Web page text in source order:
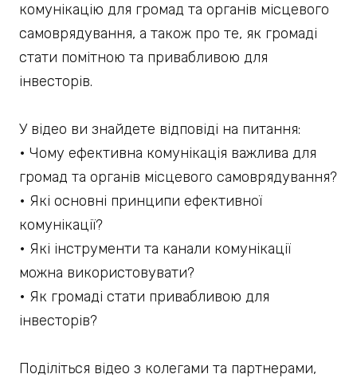
комунікацію для громад та органів місцевого
самоврядування, а також про те, як громаді
стати помітною та привабливою для
інвесторів.
У відео ви знайдете відповіді на питання:
• Чому ефективна комунікація важлива для
громад та органів місцевого самоврядування?
• Які основні принципи ефективної
комунікації?
• Які інструменти та канали комунікації
можна використовувати?
• Як громаді стати привабливою для
інвесторів?
Поділіться відео з колегами та партнерами,